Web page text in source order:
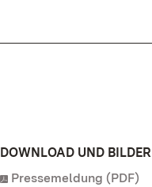
DOWNLOAD UND BILDER
Pressemeldung (PDF)